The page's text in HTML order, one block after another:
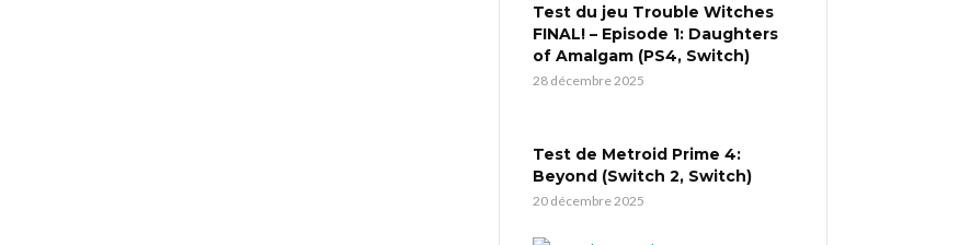
Test du jeu Trouble Witches
FINAL! – Episode 1: Daughters
of Amalgam (PS4, Switch)
28 décembre 2025
Test de Metroid Prime 4:
Beyond (Switch 2, Switch)
20 décembre 2025